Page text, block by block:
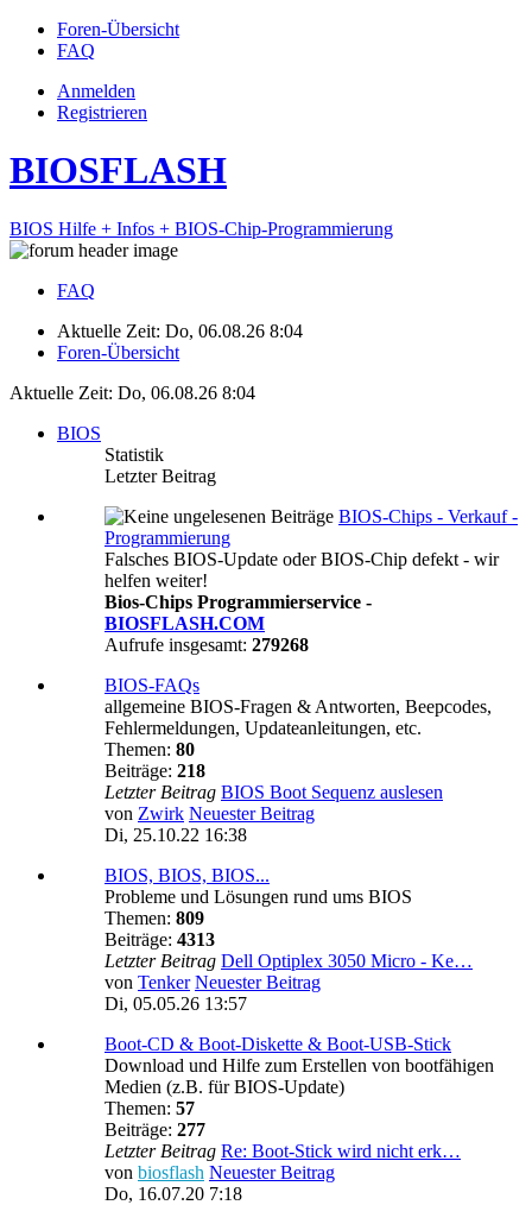
Foren-Übersicht
FAQ
Anmelden
Registrieren
BIOSFLASH
BIOS Hilfe + Infos + BIOS-Chip-Programmierung
FAQ
Aktuelle Zeit: Do, 06.08.26 8:04
Foren-Übersicht
Aktuelle Zeit: Do, 06.08.26 8:04
BIOS
Statistik
Letzter Beitrag
BIOS-Chips - Verkauf -
Programmierung
Falsches BIOS-Update oder BIOS-Chip defekt - wir
helfen weiter!
Bios-Chips Programmierservice -
BIOSFLASH.COM
Aufrufe insgesamt: 279268
BIOS-FAQs
allgemeine BIOS-Fragen & Antworten, Beepcodes,
Fehlermeldungen, Updateanleitungen, etc.
Themen: 80
Beiträge: 218
Letzter Beitrag BIOS Boot Sequenz auslesen
von Zwirk Neuester Beitrag
Di, 25.10.22 16:38
BIOS, BIOS, BIOS...
Probleme und Lösungen rund ums BIOS
Themen: 809
Beiträge: 4313
Letzter Beitrag Dell Optiplex 3050 Micro - Ke…
von Tenker Neuester Beitrag
Di, 05.05.26 13:57
Boot-CD & Boot-Diskette & Boot-USB-Stick
Download und Hilfe zum Erstellen von bootfähigen
Medien (z.B. für BIOS-Update)
Themen: 57
Beiträge: 277
Letzter Beitrag Re: Boot-Stick wird nicht erk…
von biosflash Neuester Beitrag
Do, 16.07.20 7:18